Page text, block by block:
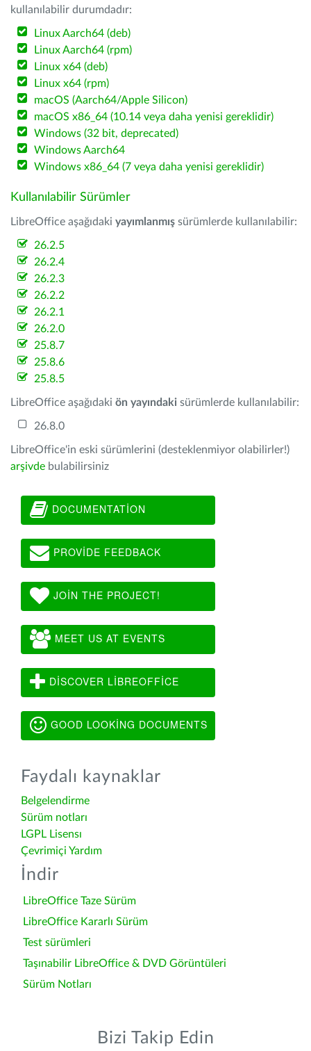
kullanılabilir durumdadır:
Linux Aarch64 (deb)
Linux Aarch64 (rpm)
Linux x64 (deb)
Linux x64 (rpm)
macOS (Aarch64/Apple Silicon)
macOS x86_64 (10.14 veya daha yenisi gereklidir)
Windows (32 bit, deprecated)
Windows Aarch64
Windows x86_64 (7 veya daha yenisi gereklidir)
Kullanılabilir Sürümler
LibreOffice aşağıdaki yayımlanmış sürümlerde kullanılabilir:
26.2.5
26.2.4
26.2.3
26.2.2
26.2.1
26.2.0
25.8.7
25.8.6
25.8.5
LibreOffice aşağıdaki ön yayındaki sürümlerde kullanılabilir:
26.8.0
LibreOffice'in eski sürümlerini (desteklenmiyor olabilirler!)
arşivde bulabilirsiniz
DOCUMENTATION
PROVIDE FEEDBACK
JOIN THE PROJECT!
MEET US AT EVENTS
DISCOVER LIBREOFFICE
GOOD LOOKING DOCUMENTS
Faydalı kaynaklar
Belgelendirme
Sürüm notları
LGPL Lisensı
Çevrimiçi Yardım
İndir
LibreOffice Taze Sürüm
LibreOffice Kararlı Sürüm
Test sürümleri
Taşınabilir LibreOffice & DVD Görüntüleri
Sürüm Notları
Bizi Takip Edin